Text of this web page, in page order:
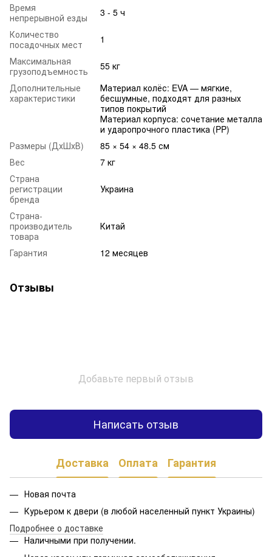
Время
непрерывной езды
3 - 5 ч
Количество
посадочных мест
1
Максимальная
грузоподъемность
55 кг
Дополнительные
характеристики
Материал колёс: EVA — мягкие,
бесшумные, подходят для разных
типов покрытий
Материал корпуса: сочетание металла
и ударопрочного пластика (PP)
Размеры (ДхШхВ)
85 × 54 × 48.5 см
Вес
7 кг
Страна
регистрации
бренда
Украина
Страна-
производитель
товара
Китай
Гарантия 12 месяцев
Отзывы
Добавьте первый отзыв
Написать отзыв
Доставка Оплата Гарантия
Новая почта
Курьером к двери (в любой населенный пункт Украины)
Подробнее о доставке
Наличными при получении.